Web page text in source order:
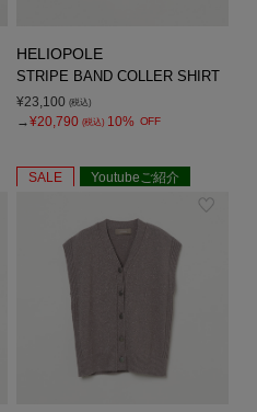
HELIOPOLE
STRIPE BAND COLLER SHIRT
¥23,100 (税込)
→¥20,790 (税込) 10% OFF
SALE Youtubeご紹介